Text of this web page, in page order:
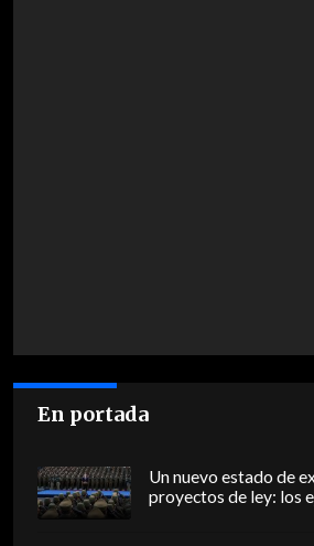
En portada
Un nuevo estado de
proyectos de ley: los